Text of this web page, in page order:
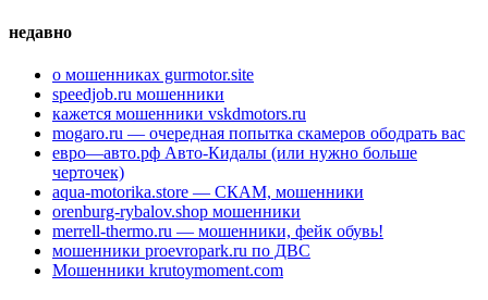
недавно
о мошенниках gurmotor.site
speedjob.ru мошенники
кажется мошенники vskdmotors.ru
mogaro.ru — очередная попытка скамеров ободрать вас
евро—авто.рф Авто-Кидалы (или нужно больше
черточек)
aqua-motorika.store — СКАМ, мошенники
orenburg-rybalov.shop мошенники
merrell-thermo.ru — мошенники, фейк обувь!
мошенники proevropark.ru по ДВС
Мошенники krutoymoment.com